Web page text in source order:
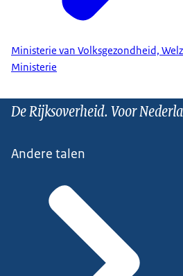
Ministerie van Volksgezondheid,
Ministerie
De Rijksoverheid. Voor
Andere talen